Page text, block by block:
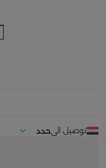
توصيل الىحدد